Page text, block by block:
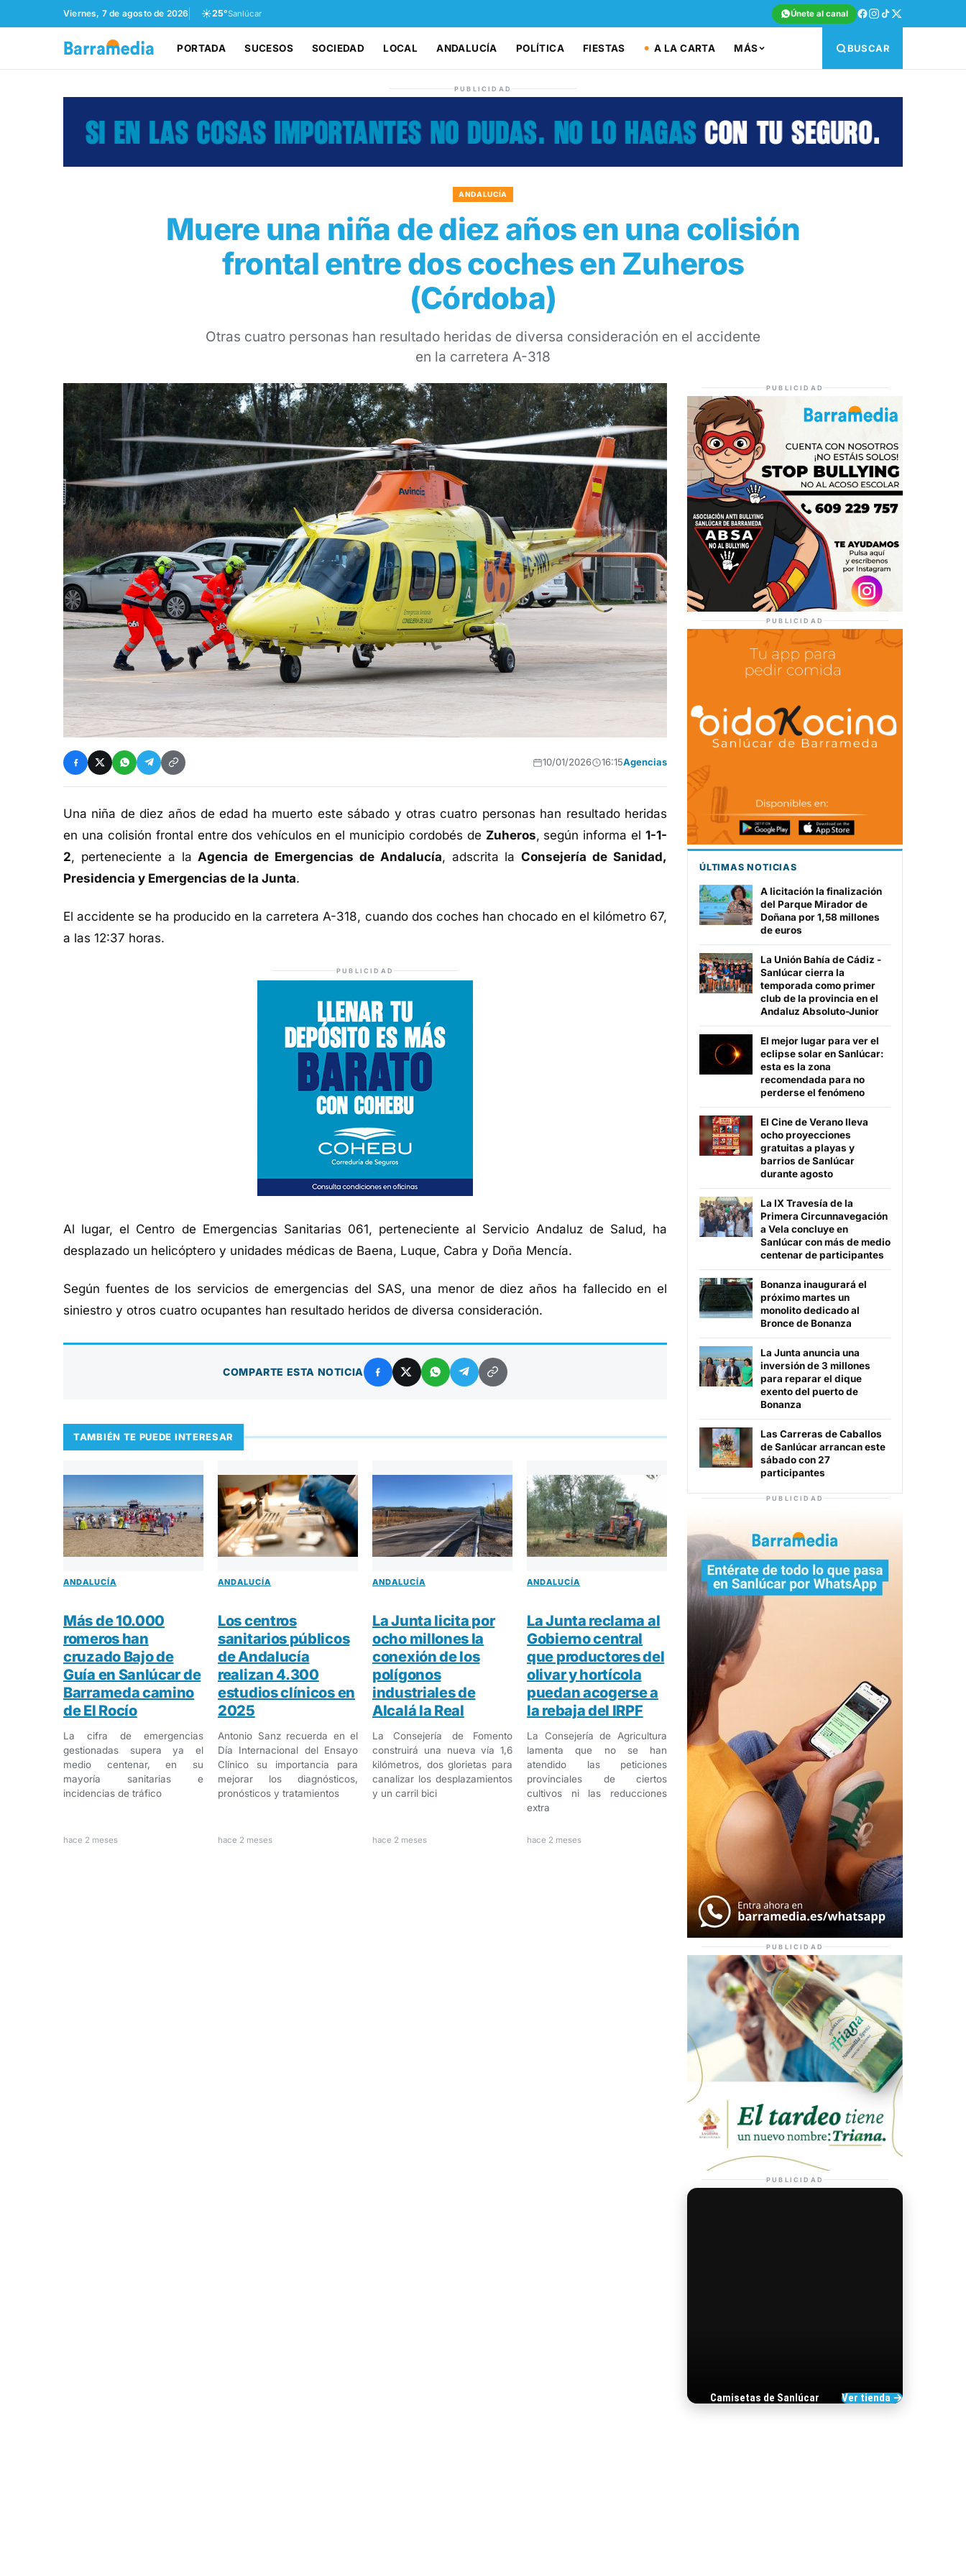
Viernes, 7 de agosto de 2026 ☀️25°Sanlúcar Únete al canal
PORTADA SUCESOS SOCIEDAD LOCAL ANDALUCÍA POLÍTICA FIESTAS A LA CARTA MÁS BUSCAR
PUBLICIDAD
ANDALUCÍA
Muere una niña de diez años en una colisión
frontal entre dos coches en Zuheros
(Córdoba)
Otras cuatro personas han resultado heridas de diversa consideración en el accidente
en la carretera A-318
10/01/2026 16:15Agencias
Una niña de diez años de edad ha muerto este sábado y otras cuatro personas han resultado heridas
en una colisión frontal entre dos vehículos en el municipio cordobés de Zuheros, según informa el 1-1-
2, perteneciente a la Agencia de Emergencias de Andalucía, adscrita laConsejería de Sanidad,
Presidencia y Emergencias de la Junta.
El accidente se ha producido en la carretera A-318, cuando dos coches han chocado en el kilómetro 67,
a las 12:37 horas.
PUBLICIDAD
Al lugar, el Centro de Emergencias Sanitarias 061, perteneciente al Servicio Andaluz de Salud, ha
desplazado un helicóptero y unidades médicas de Baena, Luque, Cabra y Doña Mencía.
Según fuentes de los servicios de emergencias del SAS, una menor de diez años ha fallecido en el
siniestro y otros cuatro ocupantes han resultado heridos de diversa consideración.
COMPARTE ESTA NOTICIA
TAMBIÉN TE PUEDE INTERESAR
ANDALUCÍA
Más de 10.000
romeros han
cruzado Bajo de
Guía en Sanlúcar de
Barrameda camino
de El Rocío
La cifra de emergencias
gestionadas supera ya el
medio centenar, en su
mayoría sanitarias e
incidencias de tráfico
hace 2 meses
ANDALUCÍA
Los centros
sanitarios públicos
de Andalucía
realizan 4.300
estudios clínicos en
2025
Antonio Sanz recuerda en el
Día Internacional del Ensayo
Clínico su importancia para
mejorar los diagnósticos,
pronósticos y tratamientos
hace 2 meses
ANDALUCÍA
La Junta licita por
ocho millones la
conexión de los
polígonos
industriales de
Alcalá la Real
La Consejería de Fomento
construirá una nueva vía 1,6
kilómetros, dos glorietas para
canalizar los desplazamientos
y un carril bici
hace 2 meses
ANDALUCÍA
La Junta reclama al
Gobierno central
que productores del
olivar y hortícola
puedan acogerse a
la rebaja del IRPF
La Consejería de Agricultura
lamenta que no se han
atendido las peticiones
provinciales de ciertos
cultivos ni las reducciones
extra
hace 2 meses
PUBLICIDAD
PUBLICIDAD
ÚLTIMAS NOTICIAS
A licitación la finalización
del Parque Mirador de
Doñana por 1,58 millones
de euros
La Unión Bahía de Cádiz -
Sanlúcar cierra la
temporada como primer
club de la provincia en el
Andaluz Absoluto-Junior
El mejor lugar para ver el
eclipse solar en Sanlúcar:
esta es la zona
recomendada para no
perderse el fenómeno
El Cine de Verano lleva
ocho proyecciones
gratuitas a playas y
barrios de Sanlúcar
durante agosto
La IX Travesía de la
Primera Circunnavegación
a Vela concluye en
Sanlúcar con más de medio
centenar de participantes
Bonanza inaugurará el
próximo martes un
monolito dedicado al
Bronce de Bonanza
La Junta anuncia una
inversión de 3 millones
para reparar el dique
exento del puerto de
Bonanza
Las Carreras de Caballos
de Sanlúcar arrancan este
sábado con 27
participantes
PUBLICIDAD
PUBLICIDAD
PUBLICIDAD
Camisetas de Sanlúcar Ver tienda →